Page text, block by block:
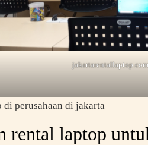
jakartarentallaptop.com
di perusahaan di jakarta
rental laptop